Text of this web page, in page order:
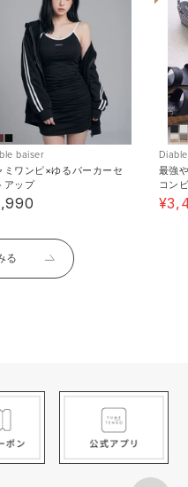
注意 商品お手入れ方法
baiser
ミワンピ×ゆるパーカーセ
アップ
最強
コン
ル【
る